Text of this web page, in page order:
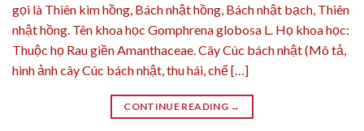
gọi là Thiên kim hồng, Bách nhật hồng, Bách nhật bạch, Thiên
nhật hồng. Tên khoa học Gomphrena globosa L. Họ khoa học:
Thuộc họ Rau giền Amanthaceae. Cây Cúc bách nhật (Mô tả,
hình ảnh cây Cúc bách nhật, thu hái, chế […]
CONTINUE READING →